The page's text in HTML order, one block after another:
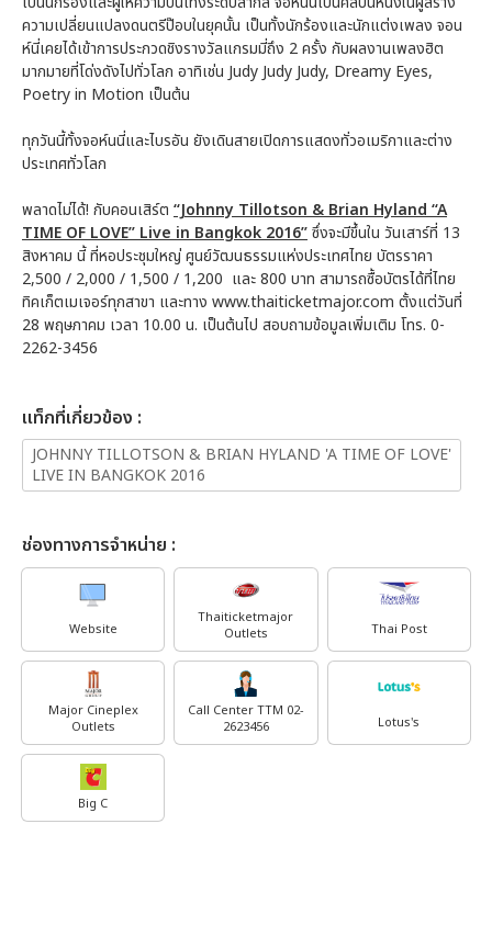
ความเปลี่ยนแปลงดนตรีป๊อบในยุคนั้น เป็นทั้งนักร้องและนักแต่งเพลง จอน
ห์นี่เคยได้เข้าการประกวดชิงรางวัลแกรมมี่ถึง 2 ครั้ง กับผลงานเพลงฮิต
มากมายที่โด่งดังไปทั่วโลก อาทิเช่น Judy Judy Judy, Dreamy Eyes,
Poetry in Motion เป็นต้น
ทุกวันนี้ทั้งจอห์นนี่และไบรอัน ยังเดินสายเปิดการแสดงทั่วอเมริกาและต่าง
ประเทศทั่วโลก
พลาดไม่ได้! กับคอนเสิร์ต “Johnny Tillotson & Brian Hyland “A
TIME OF LOVE” Live in Bangkok 2016”ซึ่งจะมีขึ้นใน วันเสาร์ที่ 13
สิงหาคม นี้ ที่หอประชุมใหญ่ ศูนย์วัฒนธรรมแห่งประเทศไทย บัตรราคา
2,500 / 2,000 / 1,500 / 1,200 และ 800 บาท สามารถซื้อบัตรได้ที่ไทย
ทิคเก็ตเมเจอร์ทุกสาขา และทาง www.thaiticketmajor.com ตั้งแต่วันที่
28 พฤษภาคม เวลา 10.00 น. เป็นต้นไป สอบถามข้อมูลเพิ่มเติม โทร. 0-
2262-3456
เเท็กที่เกี่ยวข้อง :
JOHNNY TILLOTSON & BRIAN HYLAND 'A TIME OF LOVE'
LIVE IN BANGKOK 2016
ช่องทางการจำหน่าย :
Website
Thaiticketmajor
Outlets
Thai Post
Major Cineplex
Outlets
Call Center TTM 02-
2623456
Lotus's
Big C